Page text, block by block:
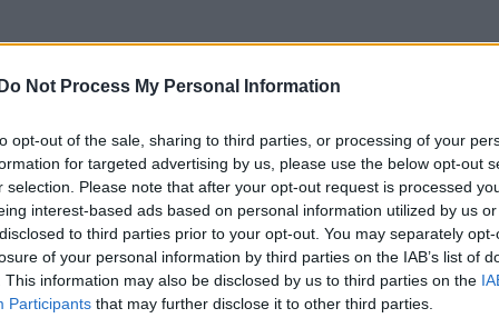
Do Not Process My Personal Information
opt-out of the sale, sharing to third parties, or processing of your
for targeted advertising by us, please use the below opt-out
selection. Please note that after your opt-out request is processed
interest-based ads based on personal information utilized by us
to third parties prior to your opt-out. You may separately
of your personal information by third parties on the IAB’s list of
This information may also be disclosed by us to third parties on the
Participants that may further disclose it to other third parties.
foruminläggen
kör HEV eller PHEV
nöjda?
2 svar
inlägget avThe-GOAT för 60
sedaniEl- och hybridbilar
EX 40 ? 5 svar
inlägget avtorsen för 6 minuter
iEl- och hybridbilar
Senaste
Vw 1956 oval
Senaste inlägget av
sedani Projekt
Puttelitens projekt
S2 Avant. Back to
garagefix.
Senaste inlägget av
iProjekt